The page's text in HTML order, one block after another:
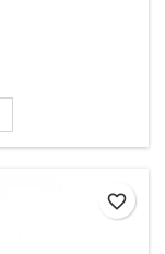
favorite_border